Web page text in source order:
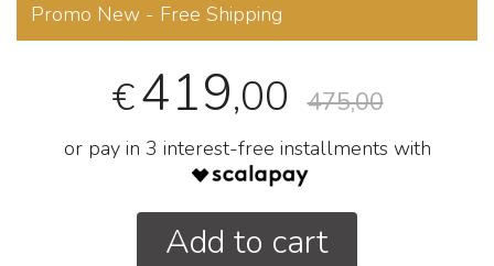
Promo New - Free Shipping
€419,00 475,00
or pay in 3 interest-free installments with
Add to cart